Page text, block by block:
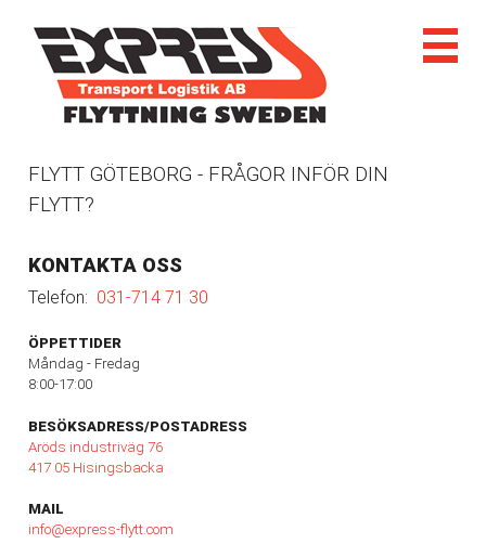
FLYTT GÖTEBORG - FRÅGOR INFÖR DIN
FLYTT?
KONTAKTA OSS
Telefon: 031-714 71 30
ÖPPETTIDER
Måndag - Fredag
8:00-17:00
BESÖKSADRESS/POSTADRESS
Aröds industriväg 76
417 05 Hisingsbacka
MAIL
info@express-flytt.com